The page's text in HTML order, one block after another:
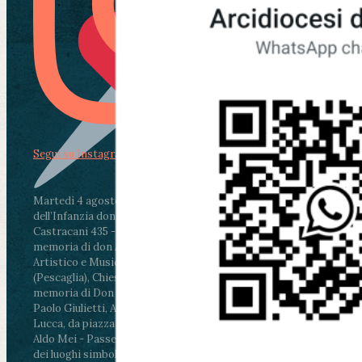
Martedì 4 agosto2026
ore 11:30 - Lucca, Scuola
dell’Infanzia don Aldo Mei - Viale Castruccio
Castracani 435 - Inaugurazione murales in
memoria di don Aldo Mei curato dal Liceo
Artistico e Musicale “Passaglia”
ore 18 - Fiano
(Pescaglia), Chiesa parrocchiale - Messa in
memoria di Don Aldo Mei celebrata da mons.
Paolo Giulietti, Arcivescovo di Lucca
ore 20.30 -
Lucca, da piazza San Michele al Cippo di don
Aldo Mei - Passeggiata della Memoria in alcuni
dei luoghi simbolo della città. Ritrovo alle ore
Segui su Instagram